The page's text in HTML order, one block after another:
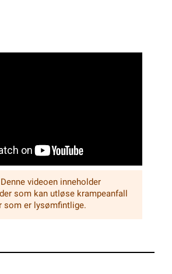
Denne videoen inneholder
som kan utløse krampeanfall
som er lysømfintlige.